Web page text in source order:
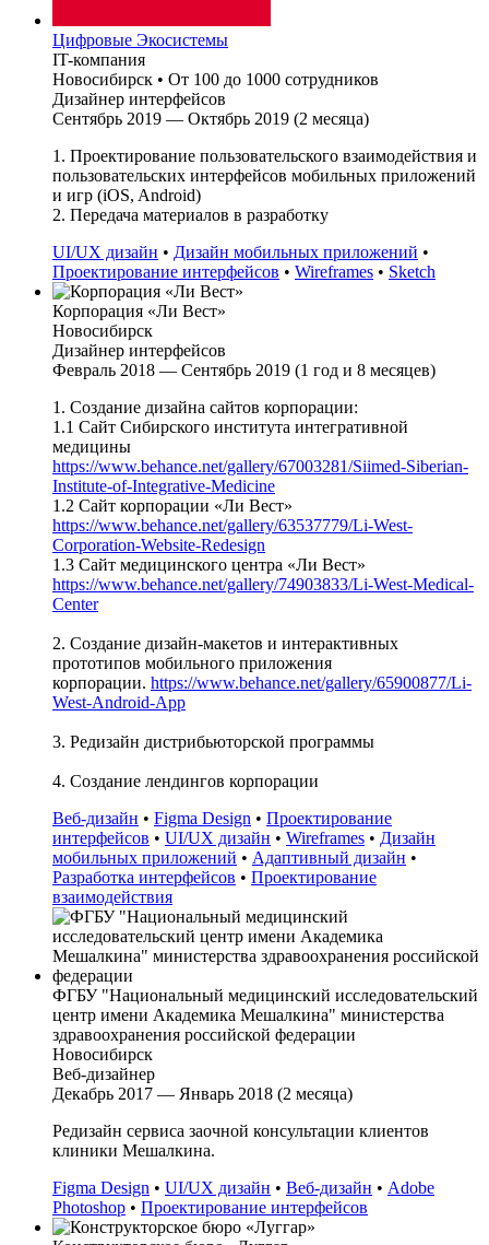
Цифровые Экосистемы
IT-компания
Новосибирск • От 100 до 1000 сотрудников
Дизайнер интерфейсов
Сентябрь 2019 — Октябрь 2019 (2 месяца)
1. Проектирование пользовательского взаимодействия и
пользовательских интерфейсов мобильных приложений
и игр (iOS, Android)
2. Передача материалов в разработку
UI/UX дизайн • Дизайн мобильных приложений •
Проектирование интерфейсов • Wireframes • Sketch
Корпорация «Ли Вест»
Новосибирск
Дизайнер интерфейсов
Февраль 2018 — Сентябрь 2019 (1 год и 8 месяцев)
1. Создание дизайна сайтов корпорации:
1.1 Сайт Сибирского института интегративной
медицины
https://www.behance.net/gallery/67003281/Siimed-Siberian-
Institute-of-Integrative-Medicine
1.2 Сайт корпорации «Ли Вест»
https://www.behance.net/gallery/63537779/Li-West-
Corporation-Website-Redesign
1.3 Сайт медицинского центра «Ли Вест»
https://www.behance.net/gallery/74903833/Li-West-Medical-
Center
2. Создание дизайн-макетов и интерактивных
прототипов мобильного приложения
корпорации. https://www.behance.net/gallery/65900877/Li-
West-Android-App
3. Редизайн дистрибьюторской программы
4. Создание лендингов корпорации
Веб-дизайн • Figma Design • Проектирование
интерфейсов • UI/UX дизайн • Wireframes • Дизайн
мобильных приложений • Адаптивный дизайн •
Разработка интерфейсов • Проектирование
взаимодействия
ФГБУ "Национальный медицинский исследовательский
центр имени Академика Мешалкина" министерства
здравоохранения российской федерации
Новосибирск
Веб-дизайнер
Декабрь 2017 — Январь 2018 (2 месяца)
Редизайн сервиса заочной консультации клиентов
клиники Мешалкина.
Figma Design • UI/UX дизайн • Веб-дизайн • Adobe
Photoshop • Проектирование интерфейсов